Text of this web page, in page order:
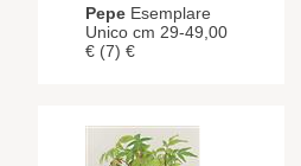
Pepe Esemplare
Unico cm 29-49,00
€ (7) €